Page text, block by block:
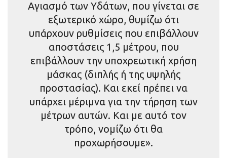
Αγιασμό των Υδάτων, που γίνεται σε
εξωτερικό χώρο, θυμίζω ότι
υπάρχουν ρυθμίσεις που επιβάλλουν
αποστάσεις 1,5 μέτρου, που
επιβάλλουν την υποχρεωτική χρήση
μάσκας (διπλής ή της υψηλής
προστασίας). Και εκεί πρέπει να
υπάρχει μέριμνα για την τήρηση των
μέτρων αυτών. Και με αυτό τον
τρόπο, νομίζω ότι θα
προχωρήσουμε».